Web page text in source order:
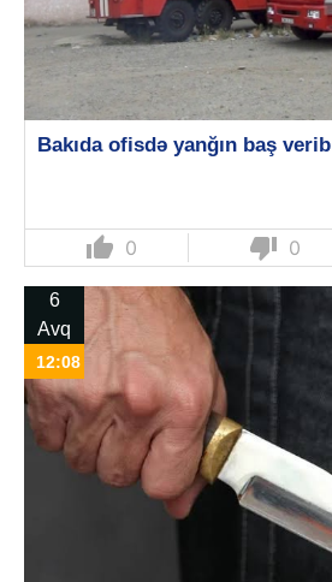
Bakıda ofisdə yanğın baş verib
thumb_up 0 thumb_down 0
6
Avq
12:08